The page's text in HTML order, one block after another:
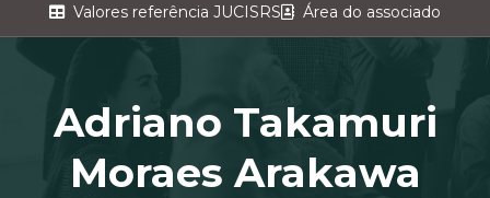
Valores referência JUCISRS
Área do associado
Adriano Takamuri
Moraes Arakawa